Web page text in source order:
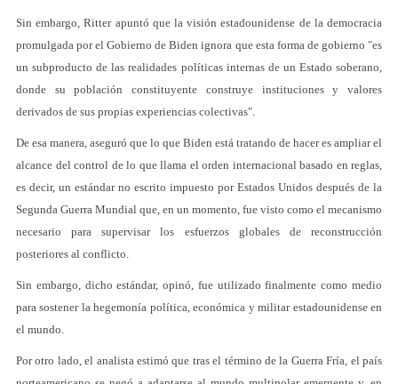
Sin embargo, Ritter apuntó que la visión estadounidense de la democracia
promulgada por el Gobierno de Biden ignora que esta forma de gobierno "es
un subproducto de las realidades políticas internas de un Estado soberano,
donde su población constituyente construye instituciones y valores
derivados de sus propias experiencias colectivas".
De esa manera, aseguró que lo que Biden está tratando de hacer es ampliar el
alcance del control de lo que llama el orden internacional basado en reglas,
es decir, un estándar no escrito impuesto por Estados Unidos después de la
Segunda Guerra Mundial que, en un momento, fue visto como el mecanismo
necesario para supervisar los esfuerzos globales de reconstrucción
posteriores al conflicto.
Sin embargo, dicho estándar, opinó, fue utilizado finalmente como medio
para sostener la hegemonía política, económica y militar estadounidense en
el mundo.
Por otro lado, el analista estimó que tras el término de la Guerra Fría, el país